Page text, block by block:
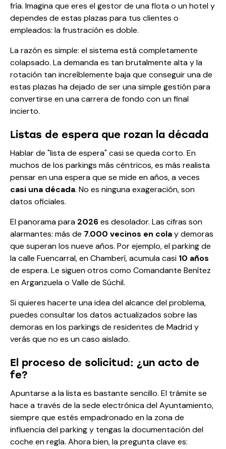
fría. Imagina que eres el gestor de una flota o un hotel y
dependes de estas plazas para tus clientes o
empleados: la frustración es doble.
La razón es simple: el sistema está completamente
colapsado. La demanda es tan brutalmente alta y la
rotación tan increíblemente baja que conseguir una de
estas plazas ha dejado de ser una simple gestión para
convertirse en una carrera de fondo con un final
incierto.
Listas de espera que rozan la década
Hablar de "lista de espera" casi se queda corto. En
muchos de los parkings más céntricos, es más realista
pensar en una espera que se mide en años, a veces
casi una década. No es ninguna exageración, son
datos oficiales.
El panorama para 2026es desolador. Las cifras son
alarmantes: más de 7.000 vecinos en colay demoras
que superan los nueve años. Por ejemplo, el parking de
la calle Fuencarral, en Chamberí, acumula casi 10 años
de espera. Le siguen otros como Comandante Benítez
en Arganzuela o Valle de Súchil.
Si quieres hacerte una idea del alcance del problema,
puedes consultar los datos actualizados sobre las
demoras en los parkings de residentes de Madridy
verás que no es un caso aislado.
El proceso de solicitud: ¿un acto de
fe?
Apuntarse a la lista es bastante sencillo. El trámite se
hace a través de la sede electrónica del Ayuntamiento,
siempre que estés empadronado en la zona de
influencia del parking y tengas la documentación del
coche en regla. Ahora bien, la pregunta clave es: